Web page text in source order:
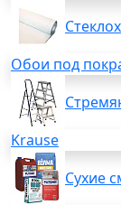
Обои под
Krause
Сухие